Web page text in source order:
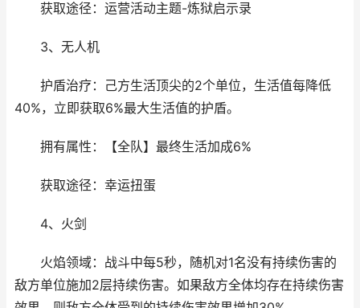
获取途径：运营活动主题-炼狱启示录
3、无人机
护盾治疗：己方生活顶尖的2个单位，生活值每降低
40%，立即获取6%最大生活值的护盾。
拥有属性：【全队】最终生活加成6%
获取途径：幸运扭蛋
4、火剑
火焰领域：战斗中每5秒，随机对1名没有持续伤害的
敌方单位施加2层持续伤害。如果敌方全体均存在持续伤害